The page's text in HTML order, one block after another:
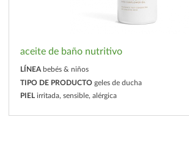
aceite de baño nutritivo
LÍNEA bebés & niños
TIPO DE PRODUCTO geles de ducha
PIEL irritada, sensible, alérgica